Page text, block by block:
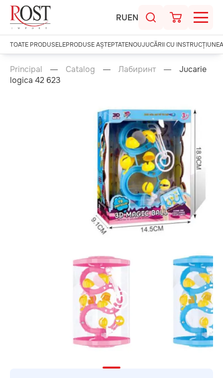
RUEN
TOATE PRODUSELEPRODUSE AȘTEPTATENOUJUCĂRII CU
Principal Catalog Лабиринт
Jucarie
logica 42 623